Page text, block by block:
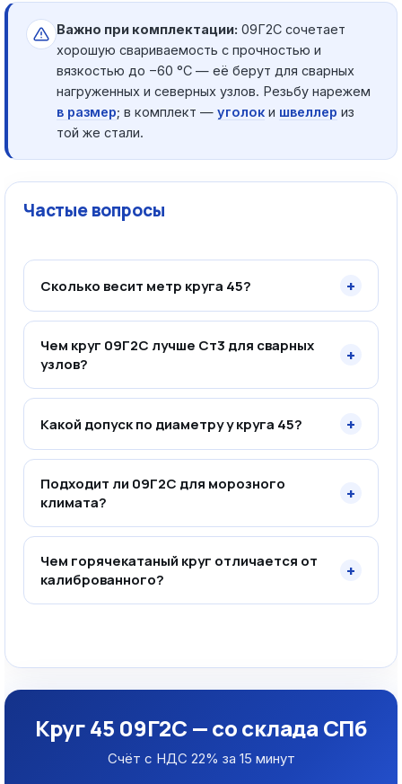
Важно при комплектации: 09Г2С сочетает
хорошую свариваемость с прочностью и
вязкостью до −60 °C — её берут для сварных
нагруженных и северных узлов. Резьбу нарежем
в размер; в комплект — уголок и швеллер из
той же стали.
Частые вопросы
Сколько весит метр круга 45? +
Чем круг 09Г2С лучше Ст3 для сварных
узлов?
+
Какой допуск по диаметру у круга 45? +
Подходит ли 09Г2С для морозного
климата?
+
Чем горячекатаный круг отличается от
калиброванного?
+
Круг 45 09Г2С — со склада СПб
Счёт с НДС 22% за 15 минут